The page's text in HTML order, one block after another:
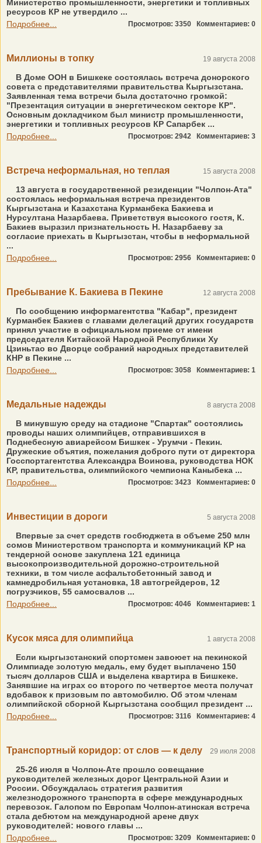
Министерство промышленности, энергетики и топливных
ресурсов КР не утвердило ...
Подробнее...
Просмотров: 3350 Комментариев: 0
Миллионы в топку 19 августа 2008
В Доме ООН в Бишкеке состоялась встреча донорского
совета с представителями правительства Кыргызстана.
Заявленная тема встречи была достаточно громкой:
"Презентация ситуации в энергетическом секторе КР".
Основным докладчиком был министр промышленности,
энергетики и топливных ресурсов КР Сапарбек ...
Подробнее...
Просмотров: 2942 Комментариев: 3
Встреча неформальная, но теплая 15 августа 2008
13 августа в государственной резиденции "Чолпон-Ата"
состоялась неформальная встреча президентов
Кыргызстана и Казахстана Курманбека Бакиева и
Нурсултана Назарбаева. Приветствуя высокого гостя, К.
Бакиев выразил признательность Н. Назарбаеву за
согласие приехать в Кыргызстан, чтобы в неформальной
...
Подробнее...
Просмотров: 2956 Комментариев: 0
Пребывание К. Бакиева в Пекине 12 августа 2008
По сообщению информагентства "Кабар", президент
Курманбек Бакиев с главами делегаций других государств
принял участие в официальном приеме от имени
председателя Китайской Народной Республики Ху
Цзиньтао во Дворце собраний народных представителей
КНР в Пекине ...
Подробнее...
Просмотров: 3058 Комментариев: 1
Медальные надежды 8 августа 2008
В минувшую среду на стадионе "Спартак" состоялись
проводы наших олимпийцев, отправившихся в
Поднебесную авиарейсом Бишкек - Урумчи - Пекин.
Дружеские объятия, пожелания доброго пути от директора
Госспортагентства Александра Воинова, руководства НОК
КР, правительства, олимпийского чемпиона Каныбека ...
Подробнее...
Просмотров: 3423 Комментариев: 0
Инвестиции в дороги 5 августа 2008
Впервые за счет средств госбюджета в объеме 250 млн
сомов Министерством транспорта и коммуникаций КР на
тендерной основе закуплена 121 единица
высокопроизводительной дорожно-строительной
техники, в том числе асфальтобетонный завод и
камнедробильная установка, 18 автогрейдеров, 12
погрузчиков, 55 самосвалов ...
Подробнее...
Просмотров: 4046 Комментариев: 1
Кусок мяса для олимпийца 1 августа 2008
Если кыргызстанский спортсмен завоюет на пекинской
Олимпиаде золотую медаль, ему будет выплачено 150
тысяч долларов США и выделена квартира в Бишкеке.
Занявшие на играх со второго по четвертое места получат
вдобавок к призовым по автомобилю. Об этом членам
олимпийской сборной Кыргызстана сообщил президент ...
Подробнее...
Просмотров: 3116 Комментариев: 4
Транспортный коридор: от слов — к делу 29 июля 2008
25-26 июля в Чолпон-Ате прошло совещание
руководителей железных дорог Центральной Азии и
России. Обсуждалась стратегия развития
железнодорожного транспорта в сфере международных
перевозок. Галопом по Европам Чолпон-атинская встреча
стала дебютом на международной арене двух
руководителей: нового главы ...
Подробнее...
Просмотров: 3209 Комментариев: 0